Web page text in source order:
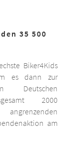
35 500
Biker4Kids
es dann zur
Deutschen
2000
am